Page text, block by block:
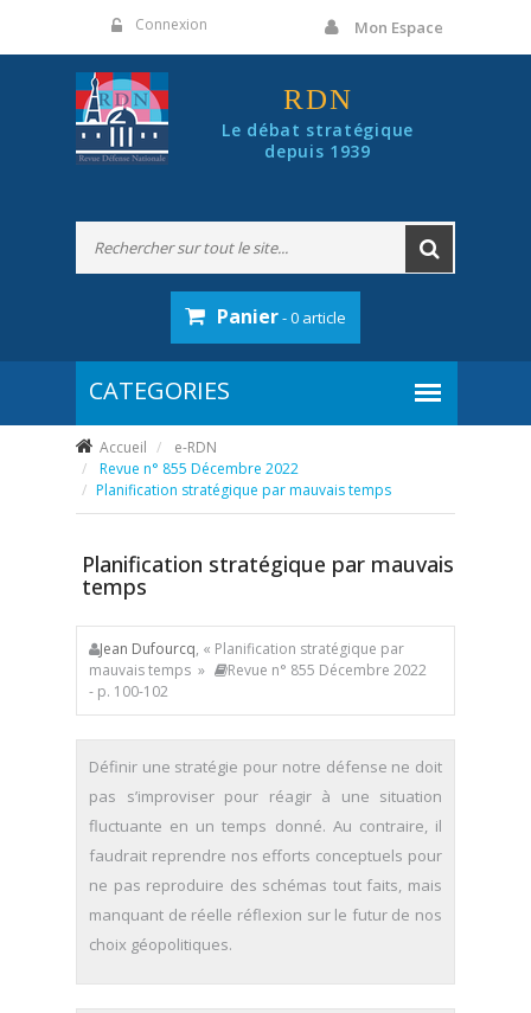
Connexion Mon Espace
RDN
Le débat stratégique
depuis 1939
Panier- 0 article
Accueil
e-RDN
Revue n° 855 Décembre 2022
Planification stratégique par mauvais temps
Planification stratégique par mauvais
temps
Jean Dufourcq, « Planification stratégique par
mauvais temps »
Revue n° 855 Décembre 2022
- p. 100-102
Définir une stratégie pour notre défense ne doit
pas s’improviser pour réagir à une situation
fluctuante en un temps donné. Au contraire, il
faudrait reprendre nos efforts conceptuels pour
ne pas reproduire des schémas tout faits, mais
manquant de réelle réflexion sur le futur de nos
choix géopolitiques.